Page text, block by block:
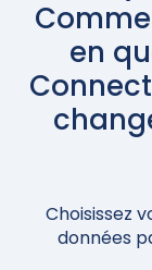
en
Choisissez
données